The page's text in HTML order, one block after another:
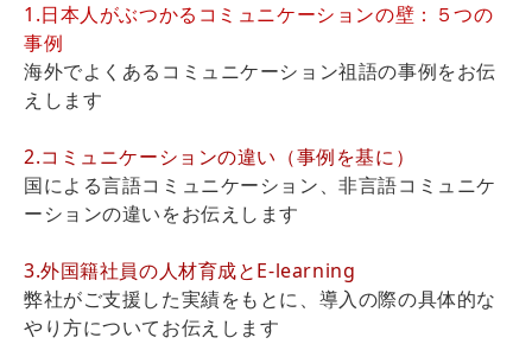
1.日本人がぶつかるコミュニケーションの壁：５つの
事例
海外でよくあるコミュニケーション祖語の事例をお伝
えします
2.コミュニケーションの違い（事例を基に）
国による言語コミュニケーション、非言語コミュニケ
ーションの違いをお伝えします
3.外国籍社員の人材育成とE-learning
弊社がご支援した実績をもとに、導入の際の具体的な
やり方についてお伝えします